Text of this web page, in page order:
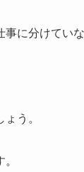
に分けてい
う。